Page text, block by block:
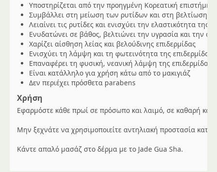
Υποστηρίζεται από την προηγμένη Κορεατική επιστήμη
Συμβάλλει στη μείωση των ρυτίδων και στη βελτίωση
Λειαίνει τις ρυτίδες και ενισχύει την ελαστικότητα της
Ενυδατώνει σε βάθος, βελτιώνει την υγρασία και την
Χαρίζει αίσθηση λείας και βελούδινης επιδερμίδας
Ενισχύει τη λάμψη και τη φωτεινότητα της επιδερμίδας.
Επαναφέρει τη φυσική, νεανική λάμψη της επιδερμίδας.
Είναι κατάλληλο για χρήση κάτω από το μακιγιάζ
Δεν περιέχει πρόσθετα parabens
Χρήση
Εφαρμόστε κάθε πρωί σε πρόσωπο και λαιμό, σε καθαρή και
Μην ξεχνάτε να χρησιμοποιείτε αντηλιακή προστασία κατά
Κάντε απαλό μασάζ στο δέρμα με το Jade Gua Sha.